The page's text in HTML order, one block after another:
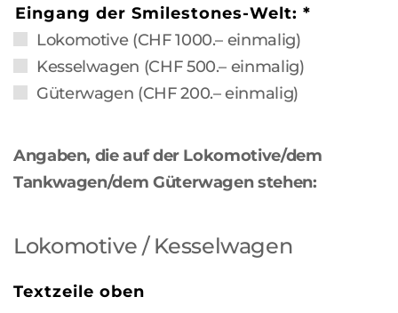
Eingang der Smilestones-Welt: *
Lokomotive (CHF 1000.– einmalig)
Kesselwagen (CHF 500.– einmalig)
Güterwagen (CHF 200.– einmalig)
Angaben, die auf der Lokomotive/dem
Tankwagen/dem Güterwagen stehen:
Lokomotive / Kesselwagen
Textzeile oben